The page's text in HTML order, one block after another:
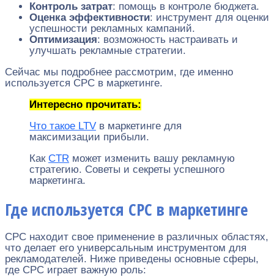
Контроль затрат: помощь в контроле бюджета.
Оценка эффективности: инструмент для оценки
успешности рекламных кампаний.
Оптимизация: возможность настраивать и
улучшать рекламные стратегии.
Сейчас мы подробнее рассмотрим, где именно
используется CPC в маркетинге.
Интересно прочитать:
Что такое LTV в маркетинге для
максимизации прибыли.
Как CTR может изменить вашу рекламную
стратегию. Советы и секреты успешного
маркетинга.
Где используется CPC в маркетинге
CPC находит свое применение в различных областях,
что делает его универсальным инструментом для
рекламодателей. Ниже приведены основные сферы,
где CPC играет важную роль: